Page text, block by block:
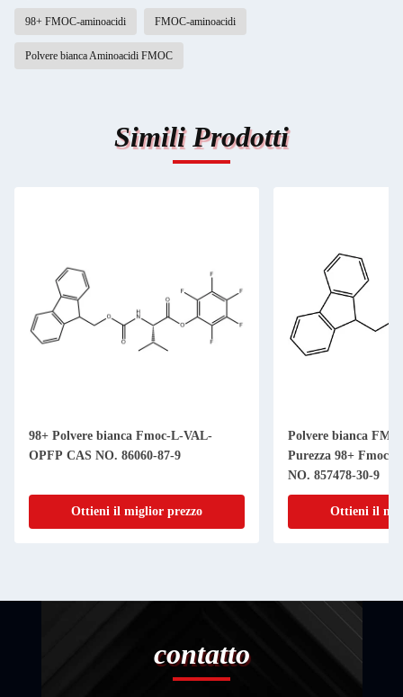
98+ FMOC-aminoacidi FMOC-aminoacidi
Polvere bianca Aminoacidi FMOC
Simili Prodotti
98+ Polvere bianca Fmoc-L-VAL-
OPFP CAS NO. 86060-87-9
Ottieni il miglior prezzo
Polvere bianca
Purezza 98+ Fmoc-
NO. 857478-30-9
Ottieni il
contatto